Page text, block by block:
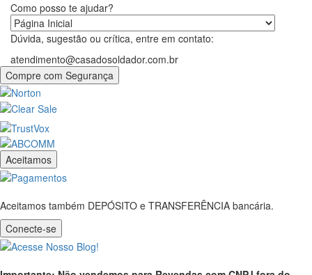
Como posso te ajudar?
Dúvida, sugestão ou crítica, entre em contato:
atendimento@casadosoldador.com.br
Compre com Segurança
Aceitamos
Aceitamos também DEPÓSITO e TRANSFERÊNCIA bancária.
Conecte-se